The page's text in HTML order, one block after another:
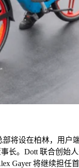
将设在柏林，用户
长。 Dott 联合创始
Gayer将继续担任